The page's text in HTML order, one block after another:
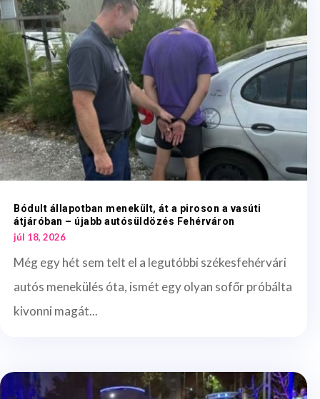
Bódult állapotban menekült, át a piroson a vasúti
átjáróban – újabb autósüldözés Fehérváron
júl 18, 2026
Még egy hét sem telt el a legutóbbi székesfehérvári
autós menekülés óta, ismét egy olyan sofőr próbálta
kivonni magát...